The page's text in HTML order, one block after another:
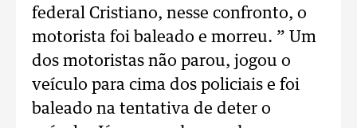
federal Cristiano, nesse confronto, o
motorista foi baleado e morreu. ” Um
dos motoristas não parou, jogou o
veículo para cima dos policiais e foi
baleado na tentativa de deter o